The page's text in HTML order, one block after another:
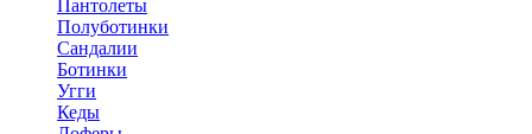
Пантолеты
Полуботинки
Сандалии
Ботинки
Угги
Кеды